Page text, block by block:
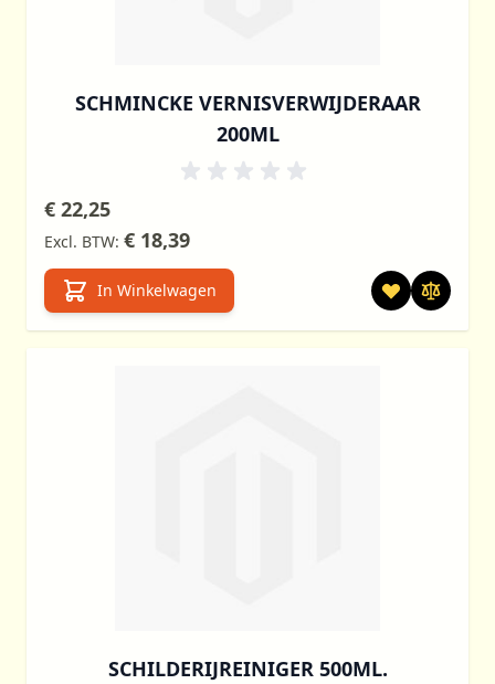
SCHMINCKE VERNISVERWIJDERAAR
200ML
€ 22,25
€ 18,39
In Winkelwagen
SCHILDERIJREINIGER 500ML.